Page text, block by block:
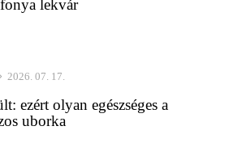
lekvár
2026. 07. 17.
ezért olyan egészséges a
uborka